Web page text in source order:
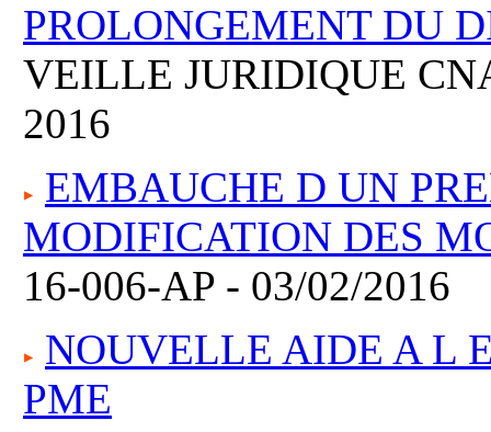
PROLONGEMENT DU
VEILLE JURIDIQUE
2016
EMBAUCHE D UN
MODIFICATION DES
16-006-AP - 03/02/2016
NOUVELLE AIDE A L
PME